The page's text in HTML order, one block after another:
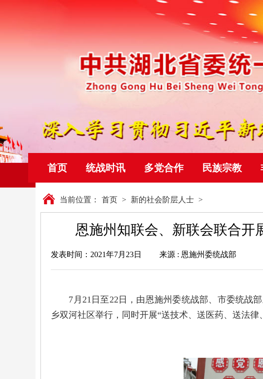
首页 统战时讯 多党合作 民族宗教
当前位置： 首页 > 新的社会阶层人士 >
恩施州知联会、新联会联合开
发表时间：2021年7月23日 来源 : 恩施州委统战部
7月21日至22日，由恩施州委统战部、市委统战部
乡双河社区举行，同时开展“送技术、送医药、送法